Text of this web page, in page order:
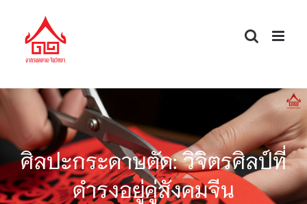
content
ศิลปะกระดาษตัด: วิจิตรศิลป์ที่
ดำรงอยู่คู่สังคมจีน